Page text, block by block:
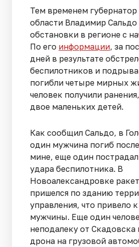
Тем временем
области Владимир
обстановки в регионе с
По его информации, за
дней в результате
беспилотников и
погибли четыре мирных
человек получили
двое маленьких детей.
Как сообщил Сальдо, в
один мужчина погиб
мине, еще один пострадал
удара беспилотника. В
Новоалександровке
пришелся по зданию
управления, что привело
мужчины. Еще один
неподалеку от Скадовска
дрона на грузовой